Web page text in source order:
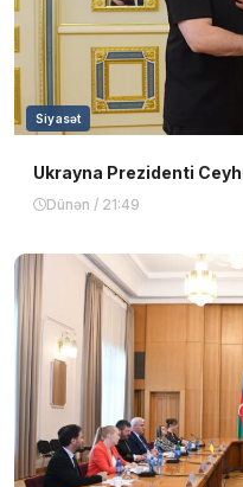
Siyasət
Ukrayna Prezidenti
Dünən / 21:49